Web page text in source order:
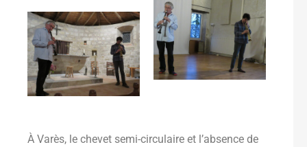
À Varès, le chevet semi-circulaire et l’absence de